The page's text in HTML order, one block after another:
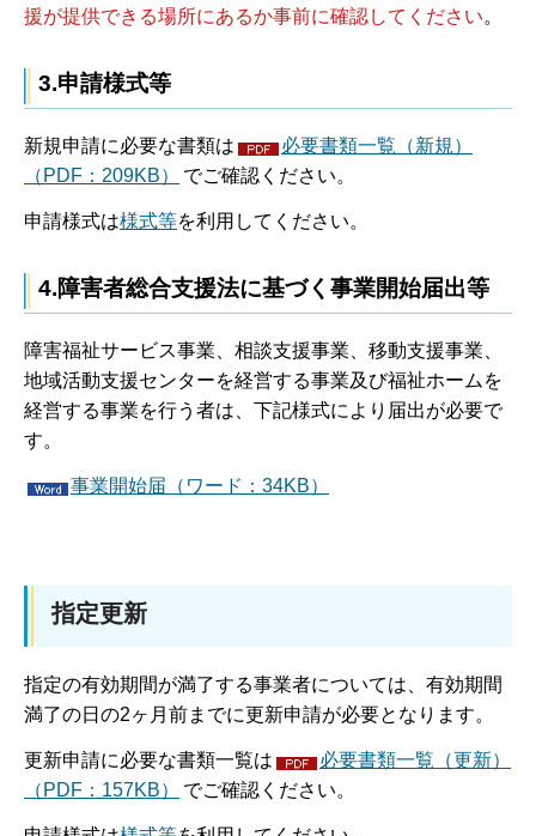
援が提供できる場所にあるか事前に確認してください。
3.申請様式等
新規申請に必要な書類は
必要書類一覧（新規）
（PDF：209KB）
でご確認ください。
申請様式は様式等を利用してください。
4.障害者総合支援法に基づく事業開始届出等
障害福祉サービス事業、相談支援事業、移動支援事業、
地域活動支援センターを経営する事業及び福祉ホームを
経営する事業を行う者は、下記様式により届出が必要で
す。
事業開始届（ワード：34KB）
指定更新
指定の有効期間が満了する事業者については、有効期間
満了の日の2ヶ月前までに更新申請が必要となります。
更新申請に必要な書類一覧は
必要書類一覧（更新）
（PDF：157KB）
でご確認ください。